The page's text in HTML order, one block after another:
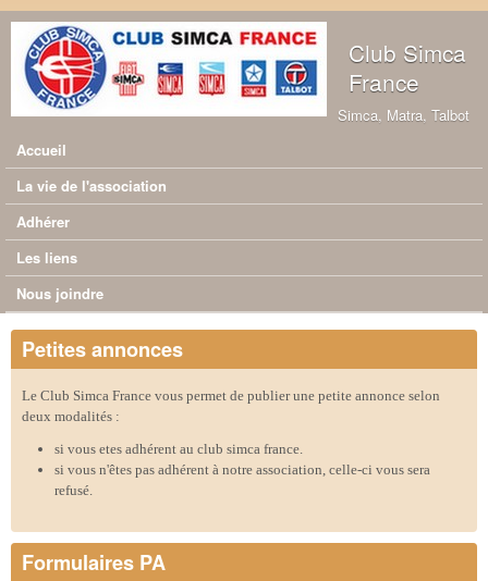
Aller au contenu principal
Club Simca
France
Simca, Matra, Talbot
Menu principal
Accueil
La vie de l'association
Adhérer
Les liens
Nous joindre
Petites annonces
Le Club Simca France vous permet de publier une petite annonce selon
deux modalités :
si vous etes adhérent au club simca france.
si vous n'êtes pas adhérent à notre association, celle-ci vous sera
refusé.
Formulaires PA